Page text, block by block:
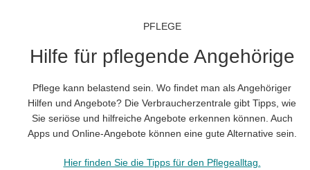
PFLEGE
Hilfe für pflegende Angehörige
Pflege kann belastend sein. Wo findet man als Angehöriger
Hilfen und Angebote? Die Verbraucherzentrale gibt Tipps, wie
Sie seriöse und hilfreiche Angebote erkennen können. Auch
Apps und Online-Angebote können eine gute Alternative sein.
Hier finden Sie die Tipps für den Pflegealltag.